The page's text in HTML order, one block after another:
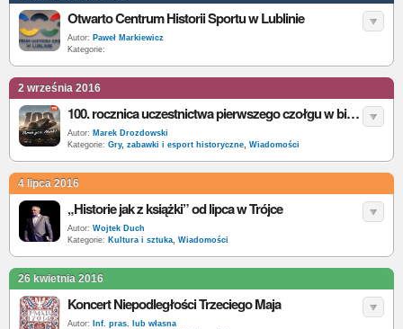
Otwarto Centrum Historii Sportu w Lublinie
Autor: Paweł Markiewicz
Kategorie:
2 września 2016
100. rocznica uczestnictwa pierwszego czołgu w bitwie
Autor: Marek Drozdowski
Kategorie: Gry, zabawki i esport historyczne, Wiadomości
4 lipca 2016
„Historie jak z książki” od lipca w Trójce
Autor: Wojtek Duch
Kategorie: Kultura i sztuka, Wiadomości
26 kwietnia 2016
Koncert Niepodległości Trzeciego Maja
Autor:
Inf. pras. lub własna